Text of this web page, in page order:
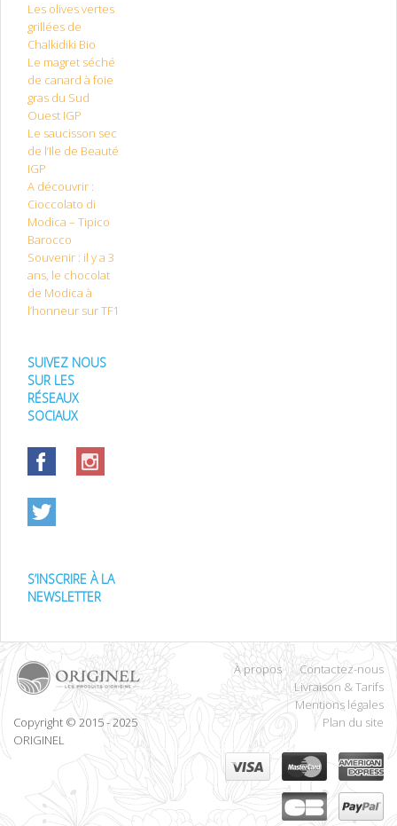
Les olives vertes
grillées de
Chalkidiki Bio
Le magret séché
de canard à foie
gras du Sud
Ouest IGP
Le saucisson sec
de l’Ile de Beauté
IGP
A découvrir :
Cioccolato di
Modica – Tipico
Barocco
Souvenir : il y a 3
ans, le chocolat
de Modica à
l’honneur sur TF1
SUIVEZ NOUS
SUR LES
RÉSEAUX
SOCIAUX
S’INSCRIRE À LA
NEWSLETTER
Copyright © 2015 - 2025
ORIGINEL
À propos
Contactez-nous
Livraison & Tarifs
Mentions légales
Plan du site